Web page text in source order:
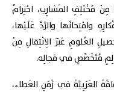
مِنْ مُخْتَلِفِ المَشارِب، احْتِرامُ
وامْتِحانَها والرَّدَّ عَلَيْها،
العُلومِ عَبْرَ الِانْتِقالِ مِنْ
مُتَخَصِّصٍ في مَجالِه.
العَرَبِيَّةَ في زَمَنِ العَطاء،